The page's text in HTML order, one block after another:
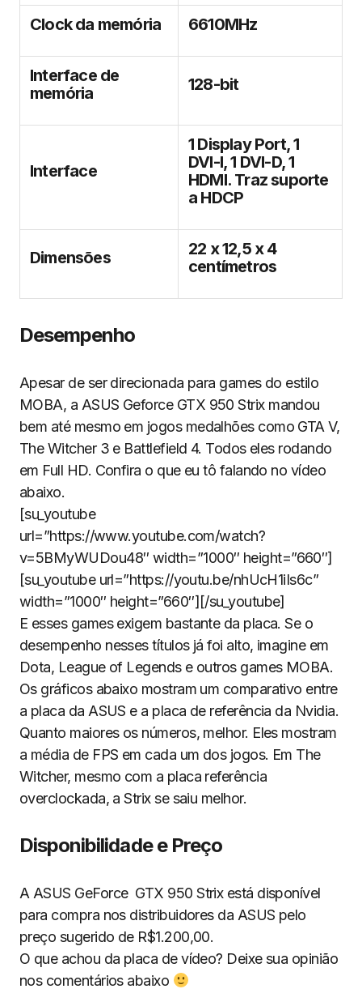
Clock da memória 6610MHz
Interface de
memória
128-bit
Interface
1 Display Port, 1
DVI-I, 1 DVI-D, 1
HDMI. Traz suporte
a HDCP
Dimensões
22 x 12,5 x 4
centímetros
Desempenho
Apesar de ser direcionada para games do estilo
MOBA, a ASUS Geforce GTX 950 Strix mandou
bem até mesmo em jogos medalhões como GTA V,
The Witcher 3 e Battlefield 4. Todos eles rodando
em Full HD. Confira o que eu tô falando no vídeo
abaixo.
[su_youtube
url=”https://www.youtube.com/watch?
v=5BMyWUDou48″ width=”1000″ height=”660″]
[su_youtube url=”https://youtu.be/nhUcH1iIs6c”
width=”1000″ height=”660″][/su_youtube]
E esses games exigem bastante da placa. Se o
desempenho nesses títulos já foi alto, imagine em
Dota, League of Legends e outros games MOBA.
Os gráficos abaixo mostram um comparativo entre
a placa da ASUS e a placa de referência da Nvidia.
Quanto maiores os números, melhor. Eles mostram
a média de FPS em cada um dos jogos. Em The
Witcher, mesmo com a placa referência
overclockada, a Strix se saiu melhor.
Disponibilidade e Preço
A ASUS GeForce GTX 950 Strix está disponível
para compra nos distribuidores da ASUS pelo
preço sugerido de R$1.200,00.
O que achou da placa de vídeo? Deixe sua opinião
nos comentários abaixo